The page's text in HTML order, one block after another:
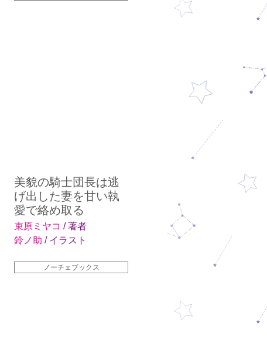
美貌の騎士団長は逃
げ出した妻を甘い執
愛で絡め取る
束原ミヤコ / 著者
鈴ノ助 / イラスト
ノーチェブックス